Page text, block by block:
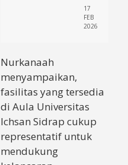
17
FEB
2026
Nurkanaah
menyampaikan,
fasilitas yang tersedia
di Aula Universitas
Ichsan Sidrap cukup
representatif untuk
mendukung